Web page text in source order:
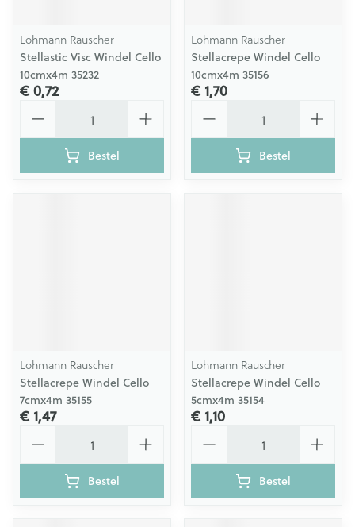
Lohmann Rauscher
Stellastic Visc Windel Cello
10cmx4m 35232
€ 0,72
Bestel
Lohmann Rauscher
Stellacrepe Windel Cello
10cmx4m 35156
€ 1,70
Bestel
Lohmann Rauscher
Stellacrepe Windel Cello
7cmx4m 35155
€ 1,47
Bestel
Lohmann Rauscher
Stellacrepe Windel Cello
5cmx4m 35154
€ 1,10
Bestel